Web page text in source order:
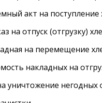
акт на поступление
отпуск (отгрузку)
на перемещение
накладных на
негодных